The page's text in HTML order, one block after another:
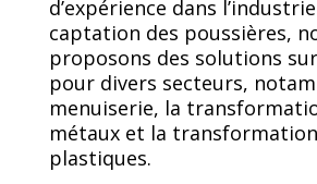
d’expérience dans
captation des poussières,
proposons des solutions
pour divers secteurs,
menuiserie, la
métaux et la
plastiques.